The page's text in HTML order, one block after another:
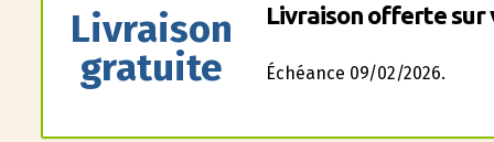
Livraison
gratuite
Livraison offerte sur
Échéance 09/02/2026.